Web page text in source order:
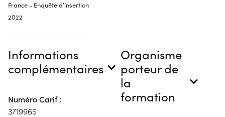
France - Enquête d’insertion
2022
Informations
complémentaires
Numéro Carif :
371996S
Organisme
porteur de
la
formation